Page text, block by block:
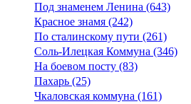
Под знаменем Ленина (643)
Красное знамя (242)
По сталинскому пути (261)
Соль-Илецкая Коммуна (346)
На боевом посту (83)
Пахарь (25)
Чкаловская коммуна (161)